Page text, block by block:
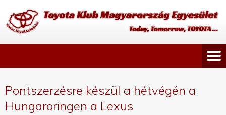
Pontszerzésre készül a hétvégén a
Hungaroringen a Lexus